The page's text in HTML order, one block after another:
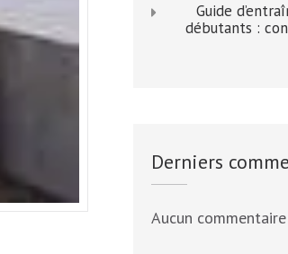
Guide
débutants :
Derniers
Aucun